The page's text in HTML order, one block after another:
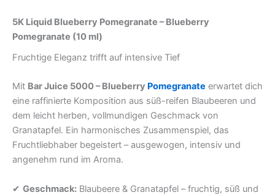
5K Liquid Blueberry Pomegranate – Blueberry
Pomegranate (10 ml)
Fruchtige Eleganz trifft auf intensive Tief
Mit Bar Juice 5000 – Blueberry Pomegranate erwartet dich
eine raffinierte Komposition aus süß-reifen Blaubeeren und
dem leicht herben, vollmundigen Geschmack von
Granatapfel. Ein harmonisches Zusammenspiel, das
Fruchtliebhaber begeistert – ausgewogen, intensiv und
angenehm rund im Aroma.
✔ Geschmack: Blaubeere & Granatapfel – fruchtig, süß und